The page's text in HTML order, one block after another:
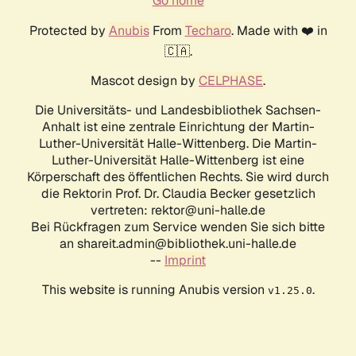
Protected by AnubisFrom Techaro. Made with ❤️ in
🇨🇦.
Mascot design by CELPHASE.
Die Universitäts- und Landesbibliothek Sachsen-
Anhalt ist eine zentrale Einrichtung der Martin-
Luther-Universität Halle-Wittenberg. Die Martin-
Luther-Universität Halle-Wittenberg ist eine
Körperschaft des öffentlichen Rechts. Sie wird durch
die Rektorin Prof. Dr. Claudia Becker gesetzlich
vertreten: rektor@uni-halle.de
Bei Rückfragen zum Service wenden Sie sich bitte
an shareit.admin@bibliothek.uni-halle.de
-- Imprint
This website is running Anubis version v1.25.0.